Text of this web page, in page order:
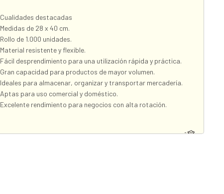
Cualidades destacadas
Medidas de 28 x 40 cm.
Rollo de 1.000 unidades.
Material resistente y flexible.
Fácil desprendimiento para una utilización rápida y práctica.
Gran capacidad para productos de mayor volumen.
Ideales para almacenar, organizar y transportar mercadería.
Aptas para uso comercial y doméstico.
Excelente rendimiento para negocios con alta rotación.